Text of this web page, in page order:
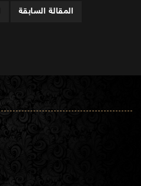
المقالة السابقة